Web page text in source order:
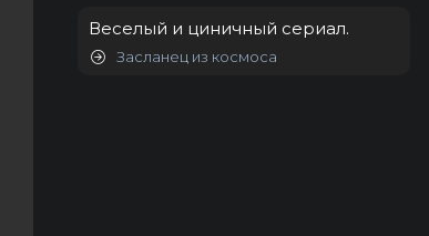
Веселый и циничный сериал.
Засланец из космоса